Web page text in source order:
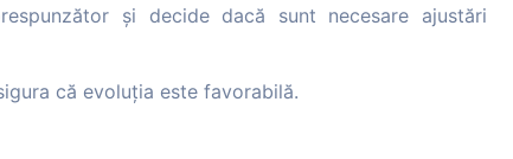
și decide dacă sunt necesare ajustări
că evoluția este favorabilă.